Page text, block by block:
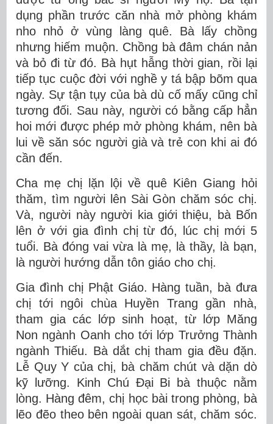
dụng phần trước căn nhà mở phòng khám
nho nhỏ ở vùng làng quê. Bà lấy chồng
nhưng hiếm muộn. Chồng bà đâm chán nản
và bỏ đi từ đó. Bà hụt hẫng thời gian, rồi lại
tiếp tục cuộc đời với nghề y tá bập bõm qua
ngày. Sự tận tụy của bà dù cố mấy cũng chỉ
tương đối. Sau này, người có bằng cấp hẳn
hoi mới được phép mở phòng khám, nên bà
lui về săn sóc người già và trẻ con khi ai đó
cần đến.
Cha mẹ chị lặn lội về quê Kiên Giang hỏi
thăm, tìm người lên Sài Gòn chăm sóc chị.
Và, người này người kia giới thiệu, bà Bốn
lên ở với gia đình chị từ đó, lúc chị mới 5
tuổi. Bà đóng vai vừa là mẹ, là thầy, là bạn,
là người hướng dẫn tôn giáo cho chị.
Gia đình chị Phật Giáo. Hàng tuần, bà đưa
chị tới ngôi chùa Huyền Trang gần nhà,
tham gia các lớp sinh hoạt, từ lớp Măng
Non ngành Oanh cho tới lớp Trưởng Thành
ngành Thiếu. Bà dắt chị tham gia đều đặn.
Lễ Quy Y của chị, bà chăm chút và dặn dò
kỹ lưỡng. Kinh Chú Đại Bi bà thuộc nằm
lòng. Hàng đêm, chị học bài trong phòng, bà
lẽo đẽo theo bên ngoài quan sát, chăm sóc.